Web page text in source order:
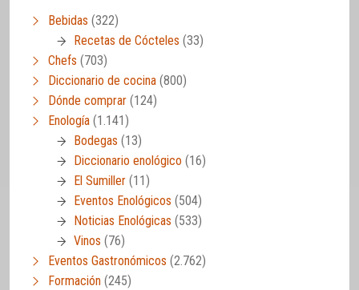
Bebidas (322)
Recetas de Cócteles (33)
Chefs (703)
Diccionario de cocina (800)
Dónde comprar (124)
Enología (1.141)
Bodegas (13)
Diccionario enológico (16)
El Sumiller (11)
Eventos Enológicos (504)
Noticias Enológicas (533)
Vinos (76)
Eventos Gastronómicos (2.762)
Formación (245)